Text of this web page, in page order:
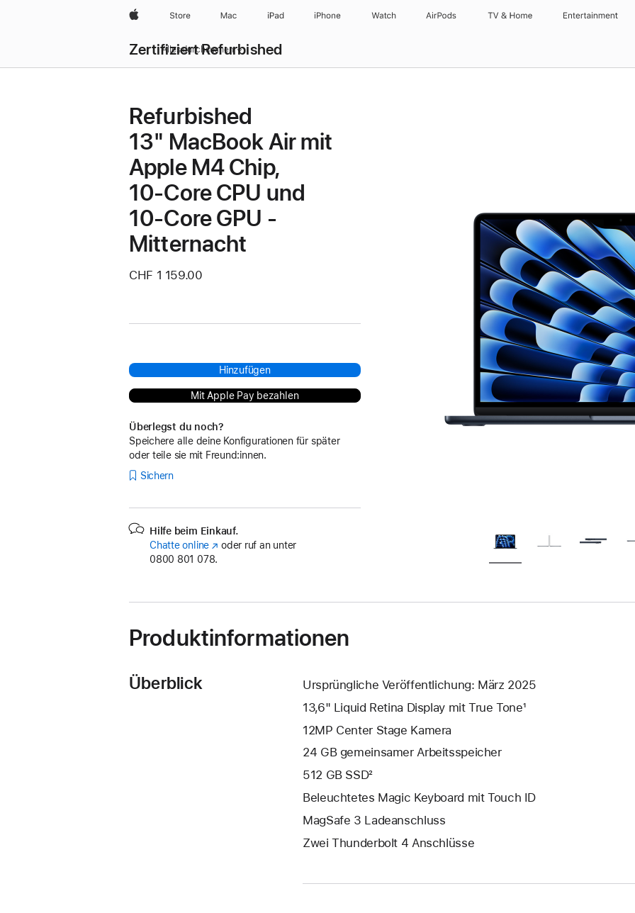
Apple Store Mac iPad iPhone Watch AirPods TV & Home Entertainment
Zertifiziert Refurbished
Alles durchsuchen
Refurbished
13" MacBook Air mit
Apple M4 Chip,
10‑Core CPU und
10‑Core GPU -
Mitternacht
CHF 1 159.00
Hinzufügen
Mit Apple Pay bezahlen
Überlegst du noch?
Speichere alle deine Konfigurationen für später
oder teile sie mit Freund:innen.
Sichern
Hilfe beim Einkauf.
Chatte online (Öffnet
ein
oder ruf an unter
0800 801 078.
Produktinformationen
Überblick
Ursprüngliche Veröffentlichung: März 2025
13,6" Liquid Retina Display mit True Tone¹
12MP Center Stage Kamera
24 GB gemeinsamer Arbeitsspeicher
512 GB SSD²
Beleuchtetes Magic Keyboard mit Touch ID
MagSafe 3 Ladeanschluss
Zwei Thunderbolt 4 Anschlüsse